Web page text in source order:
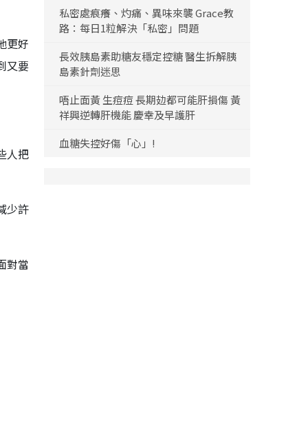
更好
又要
人把
少許
對當
私密處痕癢、灼痛、異味來襲 Grace教
路：每日1粒解決「私密」問題
長效胰島素助糖友穩定控糖 醫生拆解胰
島素針劑迷思
唔止面黃 生痘痘 長期攰都可能肝損傷 黃
祥興逆轉肝機能 慶幸及早護肝
血糖失控好傷「心」!